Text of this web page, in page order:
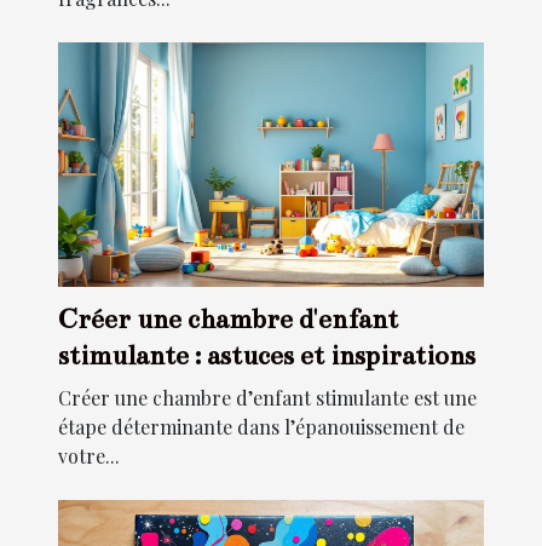
Créer une chambre d'enfant
stimulante : astuces et inspirations
Créer une chambre d’enfant stimulante est une
étape déterminante dans l’épanouissement de
votre...